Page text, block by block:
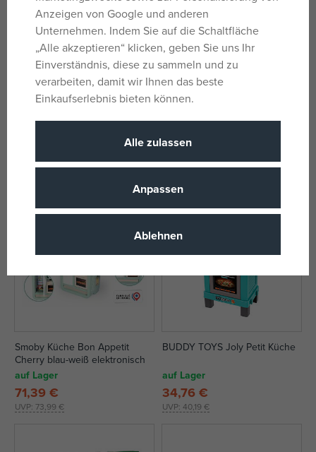
Teddys Küche mit Zubehör mit
44,09 €
Smoby Kitchen Bon Appetit
UVP:60,99 €
48,99 €
Smoby Küche Bon Appetit
Cherry blau-weiß elektronisch
auf Lager
UVP: 73,99 €
71,39 €
BUDDY TOYS Joly Petit Küche
auf Lager
UVP: 40,19 €
34,76 €
Anzeigen von Google und anderen
Unternehmen. Indem Sie auf die Schaltfläche
„Alle akzeptieren“ klicken, geben Sie uns Ihr
Einverständnis, diese zu sammeln und zu
verarbeiten, damit wir Ihnen das beste
Einkaufserlebnis bieten können.
Alle zulassen
Anpassen
Ablehnen